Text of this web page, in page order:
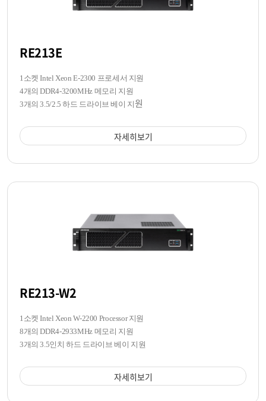
RE213E
1소켓 Intel Xeon E-2300 프로세서 지원
4개의 DDR4-3200MHz 메모리 지원
3개의 3.5/2.5 하드 드라이브 베이 지원
자세히보기
RE213-W2
1소켓 Intel Xeon W-2200 Processor 지원
8개의 DDR4-2933MHz 메모리 지원
3개의 3.5인치 하드 드라이브 베이 지원
자세히보기